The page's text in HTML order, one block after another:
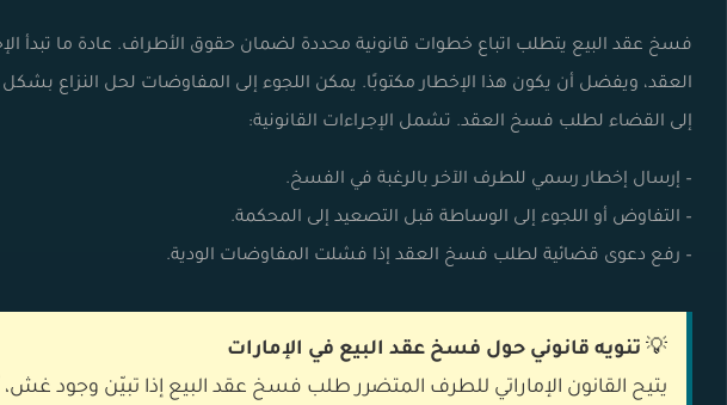
فسخ عقد البيع يتطلب اتباع خطوات قانونية محددة لضمان حقوق الأطراف. عادة ما تبدأ
العقد، ويفضل أن يكون هذا الإخطار مكتوبًا. يمكن اللجوء إلى المفاوضات لحل النزاع
إلى القضاء لطلب فسخ العقد. تشمل الإجراءات القانونية:
– إرسال إخطار رسمي للطرف الآخر بالرغبة في الفسخ.
– التفاوض أو اللجوء إلى الوساطة قبل التصعيد إلى المحكمة.
– رفع دعوى قضائية لطلب فسخ العقد إذا فشلت المفاوضات الودية.
💡 تنويه قانوني حول فسخ عقد البيع في الإمارات
يتيح القانون الإماراتي للطرف المتضرر طلب فسخ عقد البيع إذا تبيّن وجود غش،